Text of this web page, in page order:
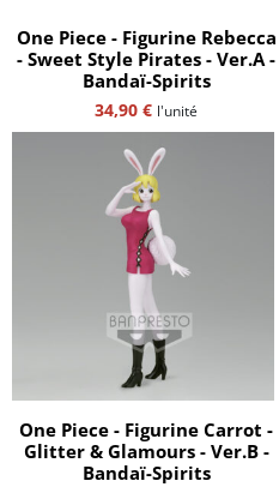
One Piece - Figurine Rebecca
- Sweet Style Pirates - Ver.A -
Bandaï-Spirits
34,90 € l'unité
One Piece - Figurine Carrot -
Glitter & Glamours - Ver.B -
Bandaï-Spirits